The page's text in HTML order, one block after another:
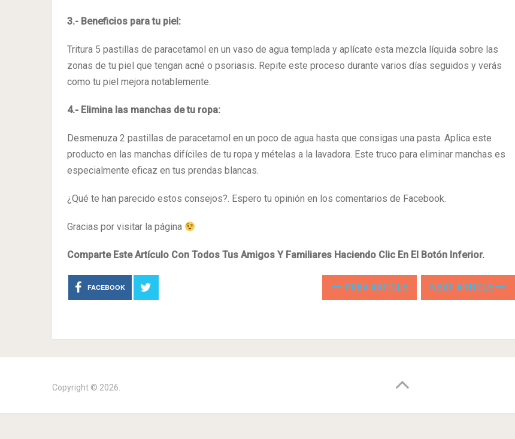
3.- Beneficios para tu piel:
Tritura 5 pastillas de paracetamol en un vaso de agua templada y aplícate esta mezcla líquida sobre las
zonas de tu piel que tengan acné o psoriasis. Repite este proceso durante varios días seguidos y verás
como tu piel mejora notablemente.
4.- Elimina las manchas de tu ropa:
Desmenuza 2 pastillas de paracetamol en un poco de agua hasta que consigas una pasta. Aplica este
producto en las manchas difíciles de tu ropa y mételas a la lavadora. Este truco para eliminar manchas es
especialmente eficaz en tus prendas blancas.
¿Qué te han parecido estos consejos?. Espero tu opinión en los comentarios de Facebook.
Gracias por visitar la página
Comparte Este Artículo Con Todos Tus Amigos Y Familiares Haciendo Clic En El Botón Inferior.
FACEBOOK PREV ARTICLE NEXT ARTICLE
Copyright © 2026.